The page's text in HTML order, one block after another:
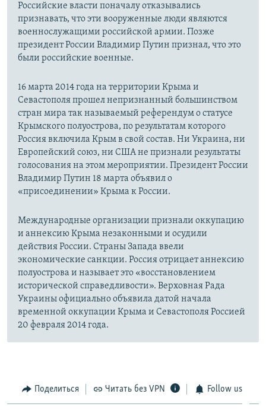
Российские власти поначалу отказывались
признавать, что эти вооруженные люди являются
военнослужащими российской армии. Позже
президент России Владимир Путин признал, что это
были российские военные.
16 марта 2014 года на территории Крыма и
Севастополя прошел непризнанный большинством
стран мира так называемый референдум о статусе
Крымского полуострова, по результатам которого
Россия включила Крым в свой состав. Ни Украина, ни
Европейский союз, ни США не признали результаты
голосования на этом мероприятии. Президент России
Владимир Путин 18 марта объявил о
«присоединении» Крыма к России.
Международные организации признали оккупацию
и аннексию Крыма незаконными и осудили
действия России. Страны Запада ввели
экономические санкции. Россия отрицает аннексию
полуострова и называет это «восстановлением
исторической справедливости». Верховная Рада
Украины официально объявила датой начала
временной оккупации Крыма и Севастополя Россией
20 февраля 2014 года.
Поделиться Читать без VPN Follow us